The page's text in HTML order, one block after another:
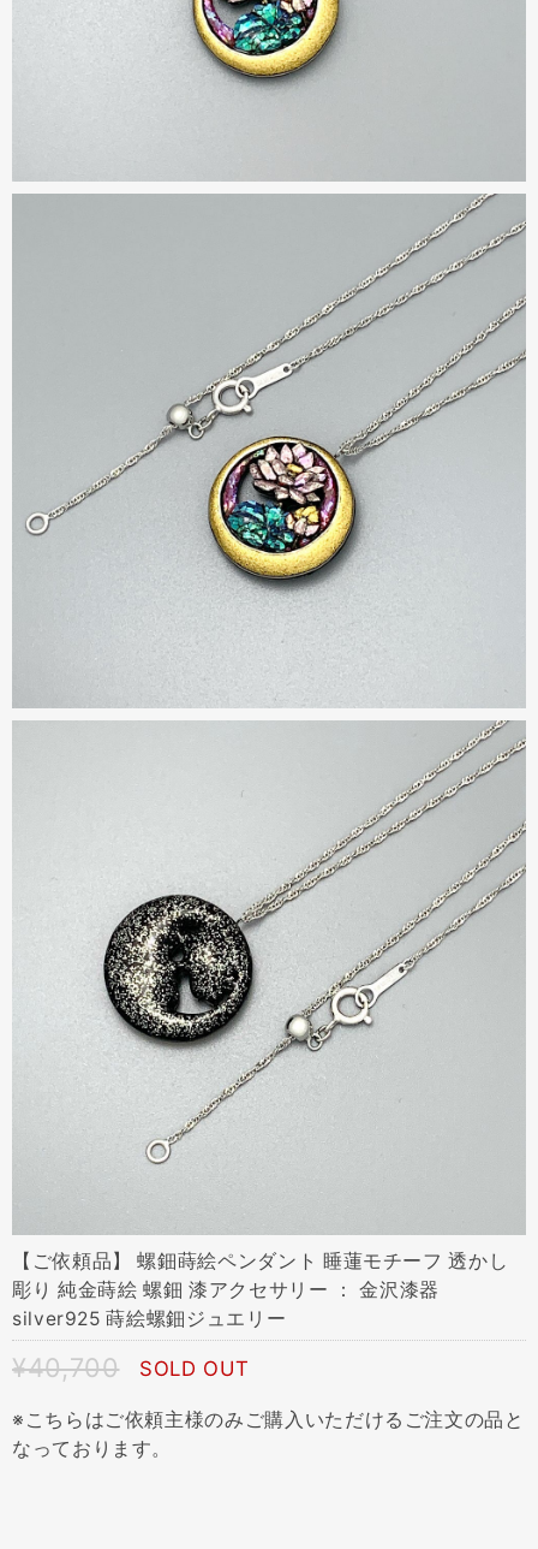
【ご依頼品】 螺鈿蒔絵ペンダント 睡蓮モチーフ 透かし
彫り 純金蒔絵 螺鈿 漆アクセサリー ： 金沢漆器
silver925 蒔絵螺鈿ジュエリー
¥40,700 SOLD OUT
※こちらはご依頼主様のみご購入いただけるご注文の品と
なっております。